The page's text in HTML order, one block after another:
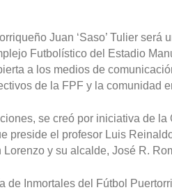
Juan ‘Saso’ Tulier será
Futbolístico del Estadio
a los medios de
de la FPF y la comunidad
se creó por iniciativa de la
preside el profesor Luis
y su alcalde, José R.
de Inmortales del Fútbol